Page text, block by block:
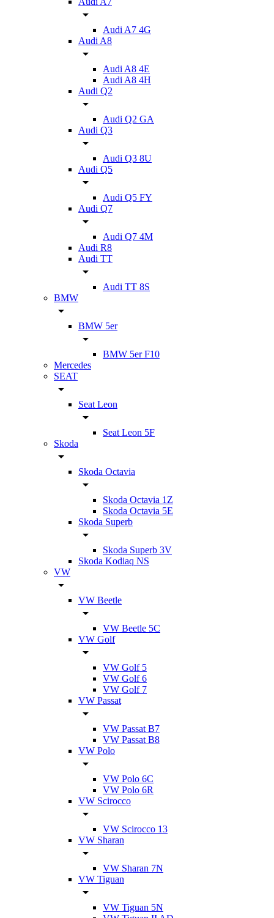
Audi A7 4G
Audi A8
Audi A8 4E
Audi A8 4H
Audi Q2
Audi Q2 GA
Audi Q3
Audi Q3 8U
Audi Q5
Audi Q5 FY
Audi Q7
Audi Q7 4M
Audi R8
Audi TT
Audi TT 8S
BMW
BMW 5er
BMW 5er F10
Mercedes
SEAT
Seat Leon
Seat Leon 5F
Skoda
Skoda Octavia
Skoda Octavia 1Z
Skoda Octavia 5E
Skoda Superb
Skoda Superb 3V
Skoda Kodiaq NS
VW
VW Beetle
VW Beetle 5C
VW Golf
VW Golf 5
VW Golf 6
VW Golf 7
VW Passat
VW Passat B7
VW Passat B8
VW Polo
VW Polo 6C
VW Polo 6R
VW Scirocco
VW Scirocco 13
VW Sharan
VW Sharan 7N
VW Tiguan
VW Tiguan 5N